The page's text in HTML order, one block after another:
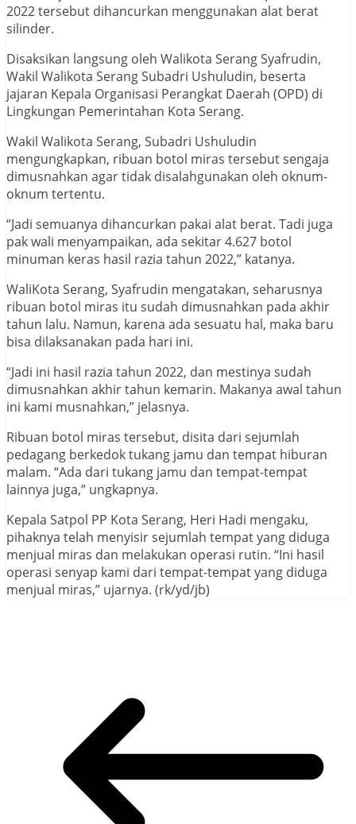
2022 tersebut dihancurkan menggunakan alat berat
silinder.
Disaksikan langsung oleh Walikota Serang Syafrudin,
Wakil Walikota Serang Subadri Ushuludin, beserta
jajaran Kepala Organisasi Perangkat Daerah (OPD) di
Lingkungan Pemerintahan Kota Serang.
Wakil Walikota Serang, Subadri Ushuludin
mengungkapkan, ribuan botol miras tersebut sengaja
dimusnahkan agar tidak disalahgunakan oleh oknum-
oknum tertentu.
“Jadi semuanya dihancurkan pakai alat berat. Tadi juga
pak wali menyampaikan, ada sekitar 4.627 botol
minuman keras hasil razia tahun 2022,” katanya.
WaliKota Serang, Syafrudin mengatakan, seharusnya
ribuan botol miras itu sudah dimusnahkan pada akhir
tahun lalu. Namun, karena ada sesuatu hal, maka baru
bisa dilaksanakan pada hari ini.
“Jadi ini hasil razia tahun 2022, dan mestinya sudah
dimusnahkan akhir tahun kemarin. Makanya awal tahun
ini kami musnahkan,” jelasnya.
Ribuan botol miras tersebut, disita dari sejumlah
pedagang berkedok tukang jamu dan tempat hiburan
malam. “Ada dari tukang jamu dan tempat-tempat
lainnya juga,” ungkapnya.
Kepala Satpol PP Kota Serang, Heri Hadi mengaku,
pihaknya telah menyisir sejumlah tempat yang diduga
menjual miras dan melakukan operasi rutin. “Ini hasil
operasi senyap kami dari tempat-tempat yang diduga
menjual miras,” ujarnya. (rk/yd/jb)